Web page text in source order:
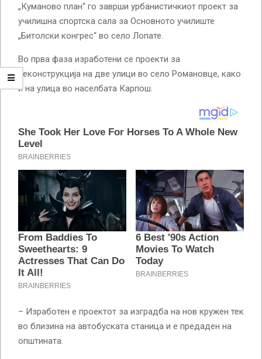
„Куманово план“ го заврши урбанистичкиот проект за
училишна спортска сала за Основното училиште
„Битолски конгрес“ во село Лопате.
Во прва фаза изработени се проекти за
реконструкција на две улици во село Романовце, како
и на улица во населбата Карпош.
– Изработен е проектот за изградба на нов кружен тек
во близина на автобуската станица и е предаден на
општината.